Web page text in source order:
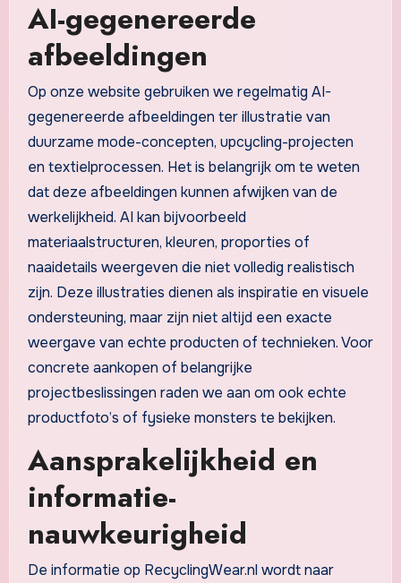
AI-gegenereerde
afbeeldingen
Op onze website gebruiken we regelmatig AI-
gegenereerde afbeeldingen ter illustratie van
duurzame mode-concepten, upcycling-projecten
en textielprocessen. Het is belangrijk om te weten
dat deze afbeeldingen kunnen afwijken van de
werkelijkheid. AI kan bijvoorbeeld
materiaalstructuren, kleuren, proporties of
naaidetails weergeven die niet volledig realistisch
zijn. Deze illustraties dienen als inspiratie en visuele
ondersteuning, maar zijn niet altijd een exacte
weergave van echte producten of technieken. Voor
concrete aankopen of belangrijke
projectbeslissingen raden we aan om ook echte
productfoto’s of fysieke monsters te bekijken.
Aansprakelijkheid en
informatie-
nauwkeurigheid
De informatie op RecyclingWear.nl wordt naar